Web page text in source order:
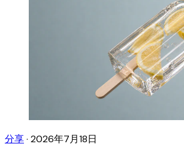
分享· 2026年7月18日